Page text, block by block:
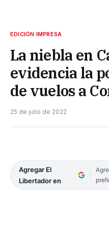
EDICIÓN IMPRESA
La niebla en
evidencia la
de vuelos a
25 de julio de 2022
Agregar El
Libertador en